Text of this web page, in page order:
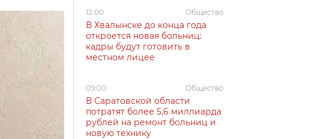
12:00 Общество
В Хвалынске до конца года
откроется новая больниц:
кадры будут готовить в
местном лицее
09:00 Общество
В Саратовской области
потратят более 5,6 миллиарда
рублей на ремонт больниц и
новую технику